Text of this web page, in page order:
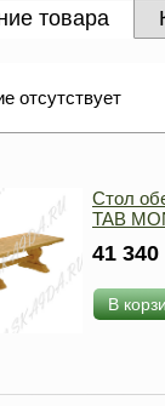
товара
отсутствует
Стол
TAB
41
В